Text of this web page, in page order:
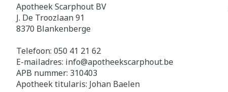
Apotheek Scarphout BV
J. De Troozlaan 91
8370 Blankenberge
Telefoon: 050 41 21 62
E-mailadres: info@apotheekscarphout.be
APB nummer: 310403
Apotheek titularis: Johan Baelen